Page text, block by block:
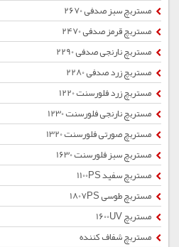
مستربچ سبز صدفی 2670
مستربچ قرمز صدفی 2470
مستربچ نارنجی صدفی 2290
مستربچ زرد صدفی 2280
مستربچ زرد فلورسنت 1220
مستربچ نارنجی فلورسنت 1230
مستربچ صورتی فلورسنت 1320
مستربچ سبز فلورسنت 1630
مستربچ سفید 1100PS
مستربچ طوسی 1807PS
مستربچ 1600UV
مستربچ شفاف کننده